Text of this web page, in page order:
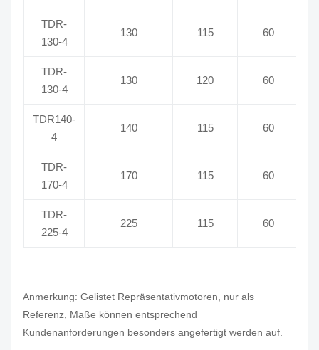
TDR-
130-4
130 115 60
TDR-
130-4
130 120 60
TDR140-
4
140 115 60
TDR-
170-4
170 115 60
TDR-
225-4
225 115 60
Anmerkung: Gelistet Repräsentativmotoren, nur als
Referenz, Maße können entsprechend
Kundenanforderungen besonders angefertigt werden auf.